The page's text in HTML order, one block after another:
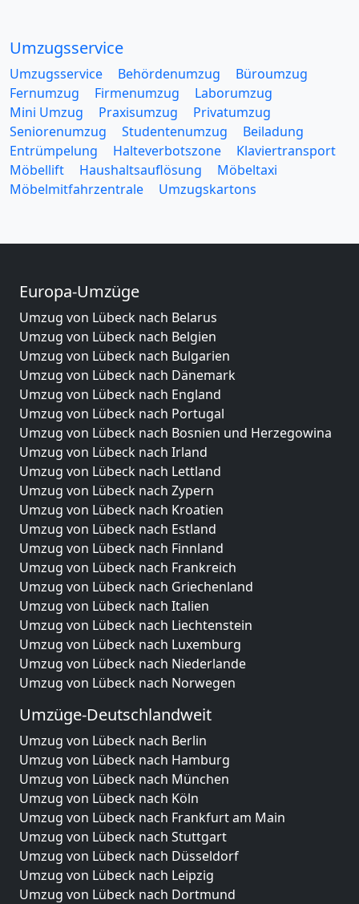
Umzugsservice
Umzugsservice Behördenumzug
Büroumzug
Fernumzug
Firmenumzug
Laborumzug
Mini Umzug
Praxisumzug
Privatumzug
Seniorenumzug
Studentenumzug
Beiladung
Entrümpelung
Halteverbotszone
Klaviertransport
Möbellift
Haushaltsauflösung
Möbeltaxi
Möbelmitfahrzentrale
Umzugskartons
Europa-Umzüge
Umzug von Lübeck nach Belarus
Umzug von Lübeck nach Belgien
Umzug von Lübeck nach Bulgarien
Umzug von Lübeck nach Dänemark
Umzug von Lübeck nach England
Umzug von Lübeck nach Portugal
Umzug von Lübeck nach Bosnien und Herzegowina
Umzug von Lübeck nach Irland
Umzug von Lübeck nach Lettland
Umzug von Lübeck nach Zypern
Umzug von Lübeck nach Kroatien
Umzug von Lübeck nach Estland
Umzug von Lübeck nach Finnland
Umzug von Lübeck nach Frankreich
Umzug von Lübeck nach Griechenland
Umzug von Lübeck nach Italien
Umzug von Lübeck nach Liechtenstein
Umzug von Lübeck nach Luxemburg
Umzug von Lübeck nach Niederlande
Umzug von Lübeck nach Norwegen
Umzüge-Deutschlandweit
Umzug von Lübeck nach Berlin
Umzug von Lübeck nach Hamburg
Umzug von Lübeck nach München
Umzug von Lübeck nach Köln
Umzug von Lübeck nach Frankfurt am Main
Umzug von Lübeck nach Stuttgart
Umzug von Lübeck nach Düsseldorf
Umzug von Lübeck nach Leipzig
Umzug von Lübeck nach Dortmund